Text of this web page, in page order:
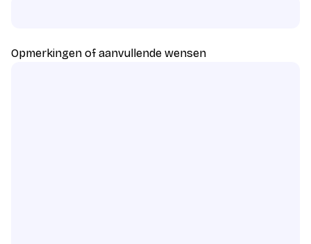
Opmerkingen of aanvullende wensen